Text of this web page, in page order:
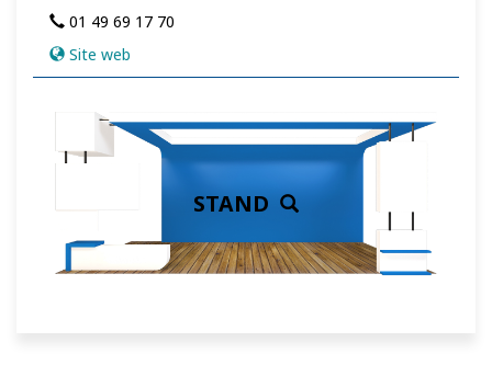
01 49 69 17 70
Site web
STAND